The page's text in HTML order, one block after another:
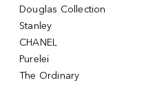
Douglas Collection
Stanley
CHANEL
Purelei
The Ordinary